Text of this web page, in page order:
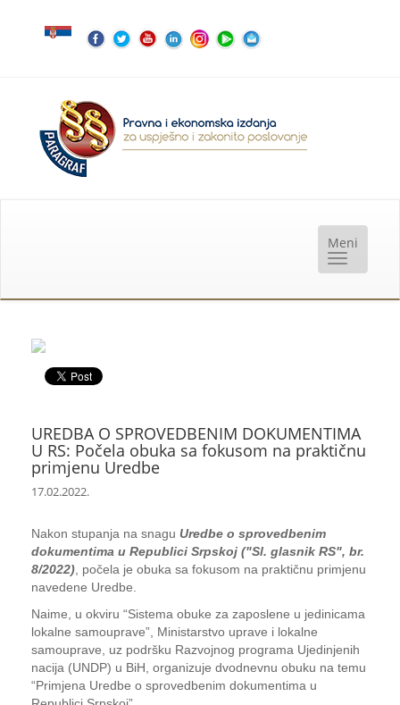
UREDBA O SPROVEDBENIM DOKUMENTIMA
U RS: Počela obuka sa fokusom na praktičnu
primjenu Uredbe
17.02.2022.
Nakon stupanja na snagu Uredbe o sprovedbenim
dokumentima u Republici Srpskoj ("Sl. glasnik RS", br.
8/2022) , počela je obuka sa fokusom na praktičnu primjenu
navedene Uredbe.
Naime, u okviru “Sistema obuke za zaposlene u jedinicama
lokalne samouprave”, Ministarstvo uprave i lokalne
samouprave, uz podršku Razvojnog programa Ujedinjenih
nacija (UNDP) u BiH, organizuje dvodnevnu obuku na temu
“Primjena Uredbe o sprovedbenim dokumentima u